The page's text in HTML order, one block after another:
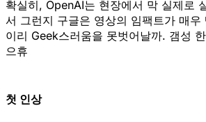
확실히, OpenAI는 현장에서 막 실제로
서 그런지 구글은 영상의 임팩트가 매우
이리 Geek스러움을 못벗어날까. 갬성
으휴
첫 인상